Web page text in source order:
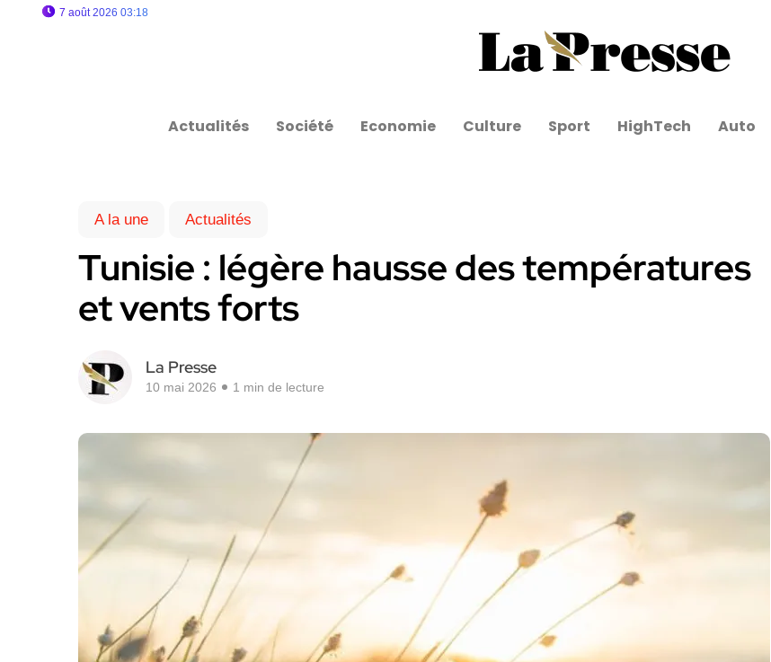
7 août 2026 03:18
Actualités Société Economie Culture Sport HighTech Auto
A la une Actualités
Tunisie : légère hausse des températures
et vents forts
La Presse
10 mai 2026 1 min de lecture